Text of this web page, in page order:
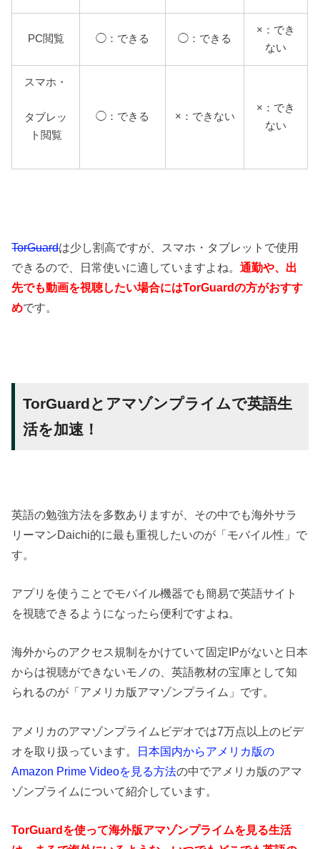
PC閲覧 ◯：できる ◯：できる
×：でき
ない
スマホ・
タブレッ
ト閲覧
◯：できる ×：できない
×：でき
ない
TorGuardは少し割高ですが、スマホ・タブレットで使用
できるので、日常使いに適していますよね。通勤や、出
先でも動画を視聴したい場合にはTorGuardの方がおすす
めです。
TorGuardとアマゾンプライムで英語生
活を加速！
英語の勉強方法を多数ありますが、その中でも海外サラ
リーマンDaichi的に最も重視したいのが「モバイル性」で
す。
アプリを使うことでモバイル機器でも簡易で英語サイト
を視聴できるようになったら便利ですよね。
海外からのアクセス規制をかけていて固定IPがないと日本
からは視聴ができないモノの、英語教材の宝庫として知
られるのが「アメリカ版アマゾンプライム」です。
アメリカのアマゾンプライムビデオでは7万点以上のビデ
オを取り扱っています。 日本国内からアメリカ版の
Amazon Prime Videoを見る方法の中でアメリカ版のアマ
ゾンプライムについて紹介しています。
TorGuardを使って海外版アマゾンプライムを見る生活